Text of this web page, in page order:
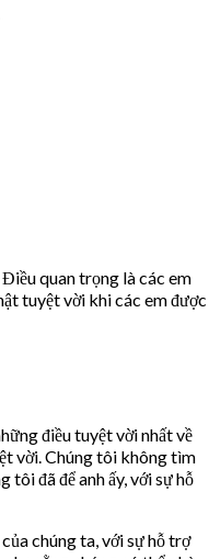
quan trọng là các em
tuyệt vời khi các em được
điều tuyệt vời nhất về
vời. Chúng tôi không tìm
tôi đã để anh ấy, với sự hỗ
chúng ta, với sự hỗ trợ